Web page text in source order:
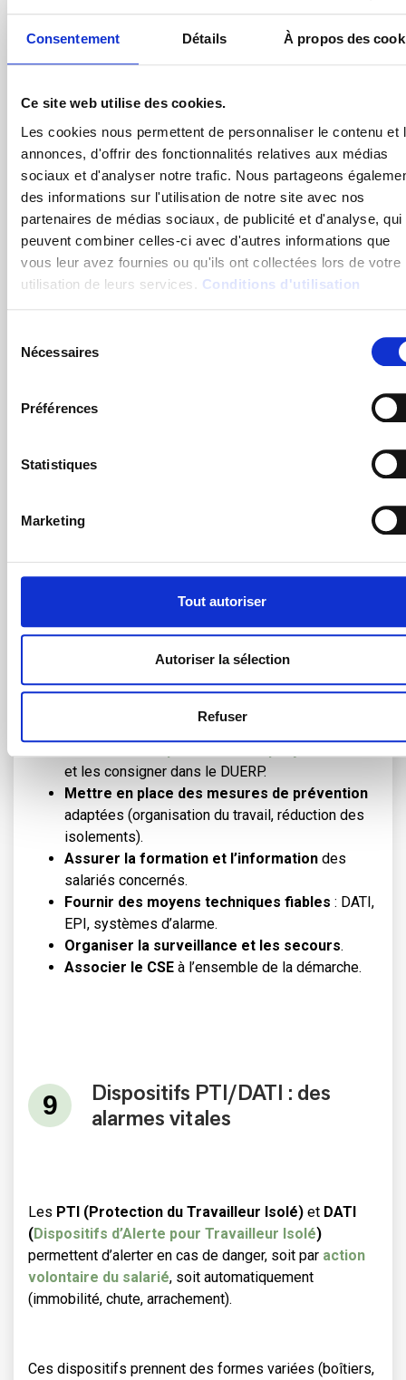
Consentement Détails À propos des
Ce site web utilise des cookies.
Les cookies nous permettent de personnaliser le contenu et
annonces, d'offrir des fonctionnalités relatives aux médias
sociaux et d'analyser notre trafic. Nous partageons
des informations sur l'utilisation de notre site avec nos
partenaires de médias sociaux, de publicité et d'analyse, qui
peuvent combiner celles-ci avec d'autres informations que
vous leur avez fournies ou qu'ils ont collectées lors de votre
utilisation de leurs services. Conditions d'utilisation
Nécessaires
Préférences
Statistiques
Marketing
Tout autoriser
Autoriser la sélection
Refuser
Organisation des secours
de la chaîne de secours : déclenchement de l’alarme,
internes formés, relais aux pompiers ou SAMU, puis
accompagné de protocoles de surveillance et de suivi
Les obligations pratiques de
l’employeur pour protéger les
travailleurs isolés
Pour se conformer au Code du travail, l’employeur doit :
et les consigner dans le DUERP.
Mettre en place des mesures de prévention
adaptées (organisation du travail, réduction des
isolements).
Assurer la formation et l’information des
salariés concernés.
Fournir des moyens techniques fiables : DATI,
EPI, systèmes d’alarme.
Organiser la surveillance et les secours.
Associer le CSE à l’ensemble de la démarche.
Dispositifs PTI/DATI : des
alarmes vitales
Les PTI (Protection du Travailleur Isolé) et DATI
(Dispositifs d’Alerte pour Travailleur Isolé)
permettent d’alerter en cas de danger, soit par action
volontaire du salarié, soit automatiquement
(immobilité, chute, arrachement).
Ces dispositifs prennent des formes variées (boîtiers,